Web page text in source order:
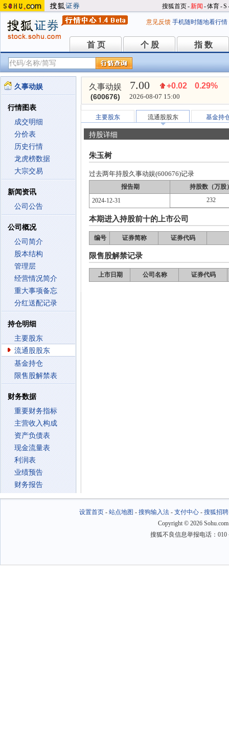
搜狐首页-新闻 -体育-S
意见反馈 手机随时随地看行情
首 页
首 页 个 股
个 股 指 数
指 数
久事动娱
行情图表
成交明细
分价表
历史行情
龙虎榜数据
大宗交易
新闻资讯
公司公告
公司概况
公司简介
股本结构
管理层
经营情况简介
重大事项备忘
分红送配记录
持仓明细
主要股东
流通股股东
基金持仓
限售股解禁表
财务数据
重要财务指标
主营收入构成
资产负债表
现金流量表
利润表
业绩预告
财务报告
久事动娱
(600676)
7.00 +0.02 0.29%
2026-08-07 15:00
主要股东 流通股股东 基金持
持股详细
朱玉树
过去两年持股久事动娱(600676)记录
报告期
持股数（万股
2024-12-31
232
本期进入持股前十的上市公司
编号 证券简称 证券代码
限售股解禁记录
上市日期 公司名称 证券代码
设置首页- 站点地图 - 搜狗输入法- 支付中心- 搜狐招聘
Copyright © 2026
搜狐不良信息举报电话：010